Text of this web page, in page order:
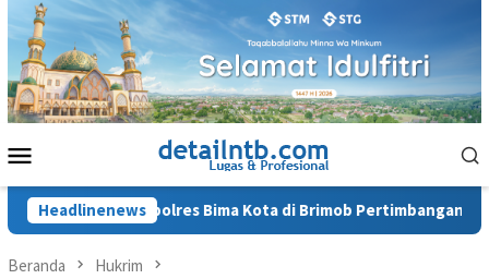
Loncat
konten
Mobile
Headlinenews
Kapolres Bima Kota di Brimob Pertimbangan Keamanan
Beranda Hukrim